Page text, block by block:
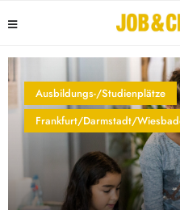
Ausbildungs-/Studienplätze
Frankfurt/Darmstadt/